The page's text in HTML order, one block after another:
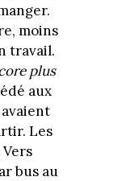
moins
travail.
plus
aux
Les
bus au